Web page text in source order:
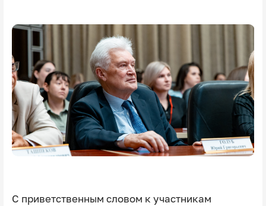
С приветственным словом к участникам